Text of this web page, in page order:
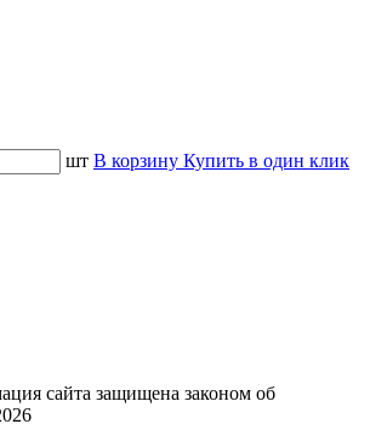
шт В корзину Купить в один клик
сайта защищена законом об